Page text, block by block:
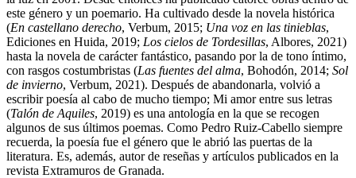
este género y un poemario. Ha cultivado desde la novela histórica
(En castellano derecho, Verbum, 2015; Una voz en las tinieblas,
Ediciones en Huida, 2019; Los cielos de Tordesillas, Albores, 2021)
hasta la novela de carácter fantástico, pasando por la de tono íntimo,
con rasgos costumbristas (Las fuentes del alma, Bohodón, 2014; Sol
de invierno, Verbum, 2021). Después de abandonarla, volvió a
escribir poesía al cabo de mucho tiempo; Mi amor entre sus letras
(Talón de Aquiles, 2019) es una antología en la que se recogen
algunos de sus últimos poemas. Como Pedro Ruiz-Cabello siempre
recuerda, la poesía fue el género que le abrió las puertas de la
literatura. Es, además, autor de reseñas y artículos publicados en la
revista Extramuros de Granada.